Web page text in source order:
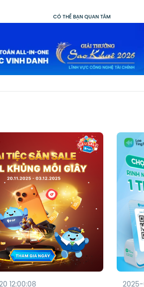
CÓ THỂ BẠN QUAN TÂM